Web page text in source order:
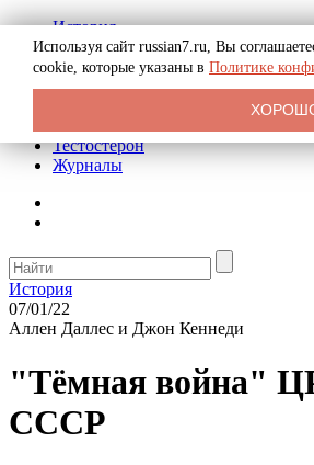
История
Биография
Криминал
Реклама на сайте
Тестостерон
Журналы
История
07/01/22
Аллен Даллес и Джон Кеннеди
"Тёмная война"
СССР
Используя сайт russian7.ru, Вы
cookie, которые указаны в Политике